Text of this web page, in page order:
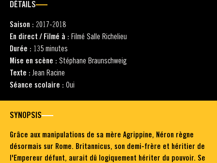
DÉTAILS
Saison : 2017-2018
En direct / Filmé à : Filmé Salle Richelieu
Durée : 135 minutes
Mise en scène : Stéphane Braunschweig
Texte : Jean Racine
Séance scolaire : Oui
SYNOPSIS
Grâce aux manipulations de sa mère Agrippine, Néron règne
désormais sur Rome. Britannicus, son demi-frère et héritier de
l'Empereur défunt, aurait dû logiquement hériter du pouvoir. Se